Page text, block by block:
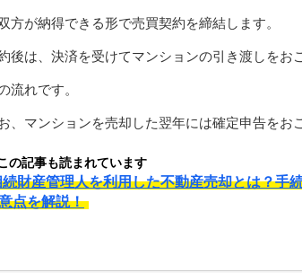
方が納得できる形で売買契約を締結します。
後は、決済を受けてマンションの引き渡しをお
流れです。
、マンションを売却した翌年には確定申告をお
の記事も読まれています
続財産管理人を利用した不動産売却とは？手
点を解説！